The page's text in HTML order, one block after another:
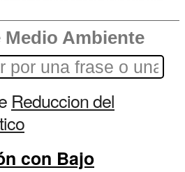
Medio Ambiente
Reduccion del
con Bajo